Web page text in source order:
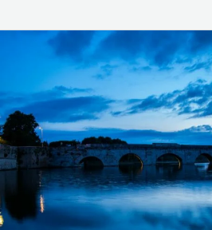
Rimini
d’inverno